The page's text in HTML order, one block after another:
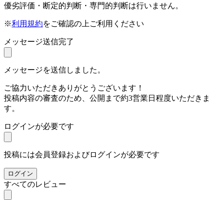
優劣評価・断定的判断・専門的判断は行いません。
※利用規約をご確認の上ご利用ください
メッセージ送信完了
メッセージを送信しました。
ご協力いただきありがとうございます！
投稿内容の審査のため、公開まで約3営業日程度いただきま
す。
ログインが必要です
投稿には会員登録およびログインが必要です
ログイン
すべてのレビュー